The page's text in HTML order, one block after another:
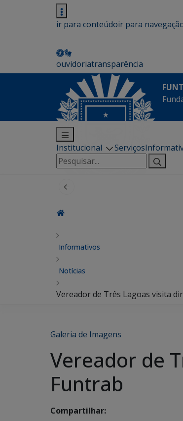
ir para conteúdoir para
ouvidoriatransparência
Institucional Serviços
Pesquisar
por:
Informativos
Notícias
Vereador de Três Lagoas visita
Galeria de Imagens
Vereador de
Funtrab
Compartilhar: